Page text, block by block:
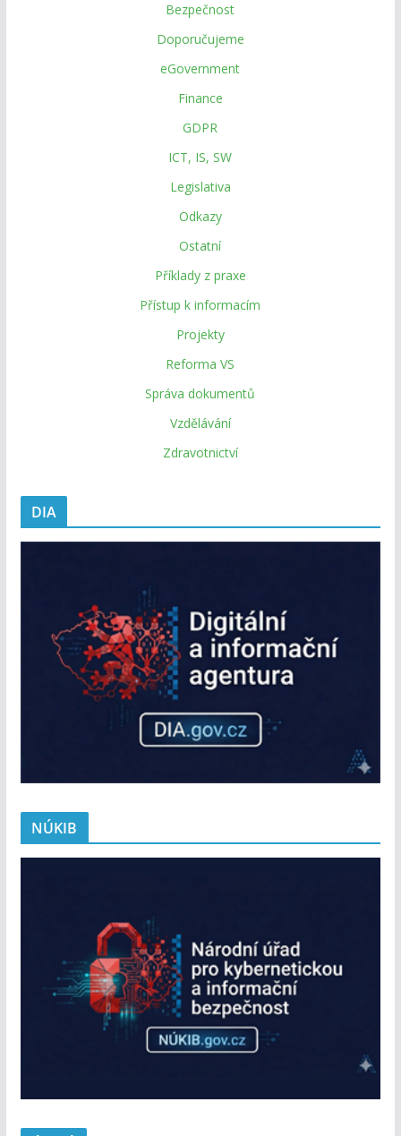
Bezpečnost
Doporučujeme
eGovernment
Finance
GDPR
ICT, IS, SW
Legislativa
Odkazy
Ostatní
Příklady z praxe
Přístup k informacím
Projekty
Reforma VS
Správa dokumentů
Vzdělávání
Zdravotnictví
DIA
NÚKIB